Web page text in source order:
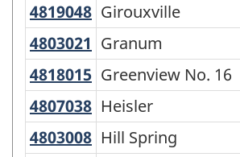
4819048 Girouxville
Girouxville
4803021 Granum
Granum
4818015 Greenview No. 16
Greenview No. 16
4807038 Heisler
Heisler
4803008 Hill Spring
Hill Spring